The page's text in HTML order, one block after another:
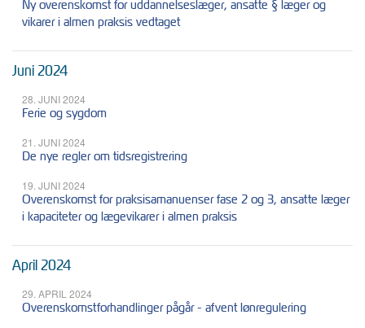
Ny overenskomst for uddannelseslæger, ansatte § læger og
vikarer i almen praksis vedtaget
Juni 2024
28. JUNI 2024
Ferie og sygdom
21. JUNI 2024
De nye regler om tidsregistrering
19. JUNI 2024
Overenskomst for praksisamanuenser fase 2 og 3, ansatte læger
i kapaciteter og lægevikarer i almen praksis
April 2024
29. APRIL 2024
Overenskomstforhandlinger pågår - afvent lønregulering